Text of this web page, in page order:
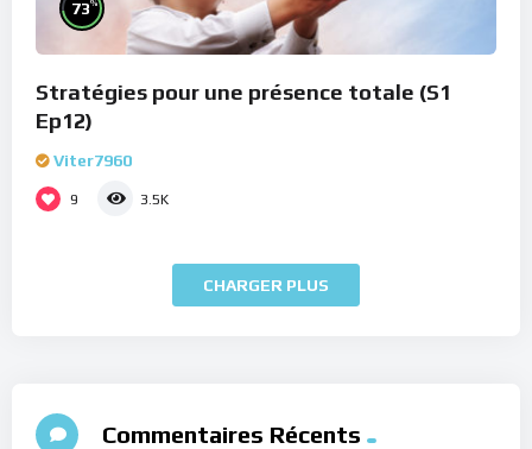
73%
Stratégies pour une présence totale (S1
Ep12)
Viter7960
9 3.5K
CHARGER PLUS
Commentaires Récents